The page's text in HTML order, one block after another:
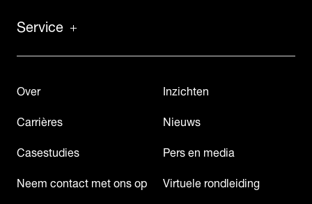
Service
Over
Carrières
Casestudies
Neem contact met ons op
Inzichten
Nieuws
Pers en media
Virtuele rondleiding